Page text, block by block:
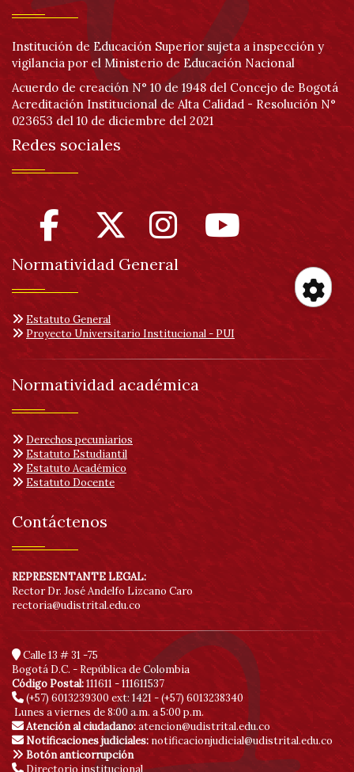
de
Institución de Educación Superior sujeta a inspección y
vigilancia por el Ministerio de Educación Nacional
Acuerdo de creación N° 10 de 1948 del Concejo de Bogotá
Acreditación Institucional de Alta Calidad - Resolución N°
023653 del 10 de diciembre del 2021
Redes sociales
Normatividad General
Estatuto General
Proyecto Universitario Institucional - PUI
Normatividad académica
Derechos pecuniarios
Estatuto Estudiantil
Estatuto Académico
Estatuto Docente
Contáctenos
REPRESENTANTE LEGAL:
Rector Dr. José Andelfo Lizcano Caro
rectoria@udistrital.edu.co
Calle 13 # 31 -75
Bogotá D.C. - República de Colombia
Código Postal:111611 - 111611537
(+57) 6013239300 ext: 1421 - (+57) 6013238340
Lunes a viernes de 8:00 a.m. a 5:00 p.m.
Atención al ciudadano:atencion@udistrital.edu.co
Notificaciones judiciales: notificacionjudicial@udistrital.edu.co
Botón anticorrupción
Directorio institucional